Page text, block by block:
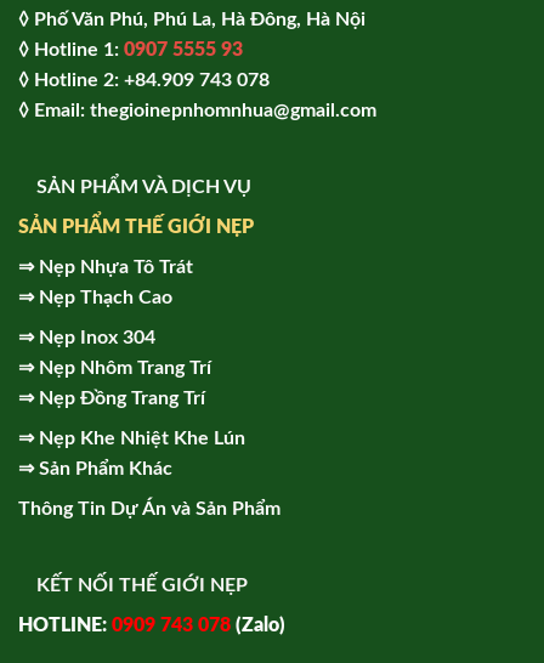
◊ Phố Văn Phú, Phú La, Hà Đông, Hà Nội
◊ Hotline 1: 0907 5555 93
◊ Hot line 2: +84.909 743 078
◊ Email: thegioinepnhomnhua@gmail.com
SẢN PHẨM VÀ DỊCH VỤ
SẢN PHẨM THẾ GIỚI NẸP
⇒ Nẹp Nhựa Tô Trát
⇒ Nẹp Thạch Cao
⇒ Nẹp Inox 304
⇒ Nẹp Nhôm Trang Trí
⇒ Nẹp Đồng Trang Trí
⇒ Nẹp Khe Nhiệt Khe Lún
⇒Sản Phẩm Khác
Thông Tin Dự Án và Sản Phẩm
KẾT NỐI THẾ GIỚI NẸP
HOTLINE: 0909 743 078 (Zalo)